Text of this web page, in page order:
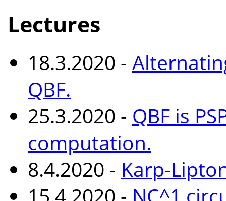
Lectures
18.3.2020 -
QBF.
25.3.2020 - QBF is
computation.
8.4.2020 - Karp-